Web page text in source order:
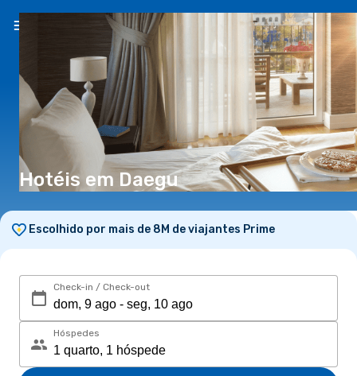
PT(€)
Hotéis em Daegu
Escolhido por mais de 8M de viajantes Prime
Check-in / Check-out
Hóspedes